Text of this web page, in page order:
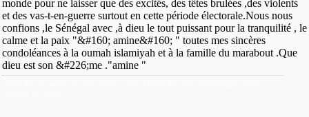
monde pour ne laisser que des excités, des têtes brulées ,des violents
et des vas-t-en-guerre surtout en cette période électorale.Nous nous
confions ,le Sénégal avec ,à dieu le tout puissant pour la tranquilité , le
calme et la paix "&#160; amine&#160; " toutes mes sincères
condoléances à la oumah islamiyah et à la famille du marabout .Que
dieu est son &#226;me ."amine "